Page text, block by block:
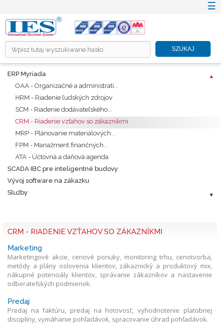
×
HOME
PRODUKTY
RIEŠENIA ICT A TZB
INFORMAČNÉ SYSTÉMY
PROMOTION
KARIÉRA
☰
SZUKAJ
ERP Myriada
OAA - Organizačné a administratí...
HRM - Riadenie ľudských zdrojov
SCM - Riadenie dodávateľského...
CRM - Riadenie vzťahov so zákazníkmi
MRP - Plánovanie materiálových...
FPM - Manažment finančných...
ATA - Účtovná a daňová agenda
SCADA IBC pre inteligentné budovy
Vývoj software na zákazku
Služby
CRM - RIADENIE VZŤAHOV SO ZÁKAZNÍKMI
Marketing
Marketingové akcie, cenové ponuky, monitoring trhu, cenotvorba,
metódy a plány oslovenia klientov, zákaznický a produktový mix,
nákupné potenciály klientov, správanie zákazníkov a nastavenie
odberateľských podmienok.
Predaj
Predaj na faktúru, predaj na hotovosť, vyhodnotenie platobnej
disciplíny, vymáhanie pohľadávok, spracovanie úhrad pohľadávok.